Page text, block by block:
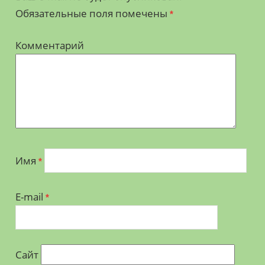
Обязательные поля помечены *
Комментарий
Имя *
E-mail *
Сайт